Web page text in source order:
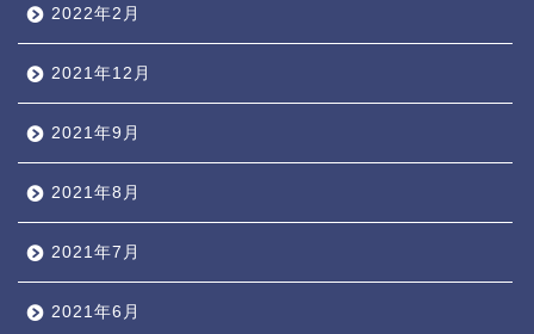
2022年2月
2021年12月
2021年9月
2021年8月
2021年7月
2021年6月